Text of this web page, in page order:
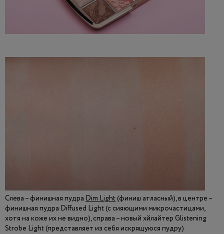
Слева – финишная пудра Dim Light (финиш атласный), в центре –
финишная пудра Diffused Light (с сияющими микрочастицами,
хотя на коже их не видно), справа – новый хйлайтер Glistening
Strobe Light (представляет из себя искрящуюся пудру)